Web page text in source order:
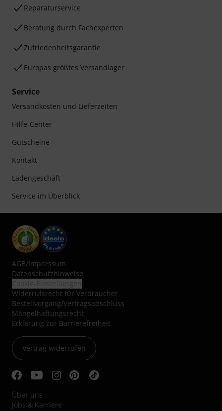
Reparaturservice
Beratung durch Fachexperten
Zufriedenheitsgarantie
Europas größtes Versandlager
Service
Versandkosten und Lieferzeiten
Hilfe-Center
Gutscheine
Kontakt
Ladengeschäft
Service im Überblick
AGB/Impressum
Datenschutzhinweise
Widerrufsrecht für Verbraucher
Bestellvorgang/Vertragsabschluss
Mängelhaftungsrecht
Erklärung zur Barrierefreiheit
Vertrag widerrufen
Über uns
Jobs & Karriere